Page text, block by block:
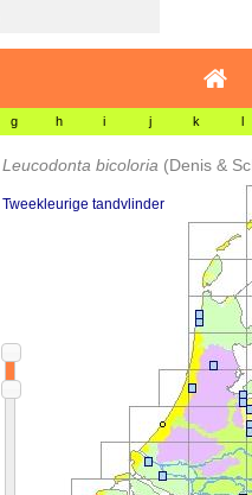
g h i j k l
Leucodonta bicoloria (Denis &
Tweekleurige tandvlinder